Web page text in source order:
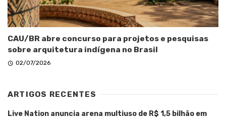
CAU/BR abre concurso para projetos e pesquisas
sobre arquitetura indígena no Brasil
02/07/2026
ARTIGOS RECENTES
Live Nation anuncia arena multiuso de R$ 1,5 bilhão em